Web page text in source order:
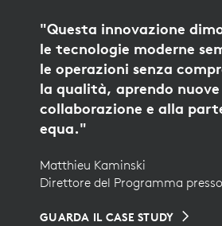
"Questa innovazione
le tecnologie moderne
le operazioni senza
la qualità, aprendo
collaborazione e alla
equa."
Matthieu Kaminski
Direttore del Programma
GUARDA IL CASE STUDY